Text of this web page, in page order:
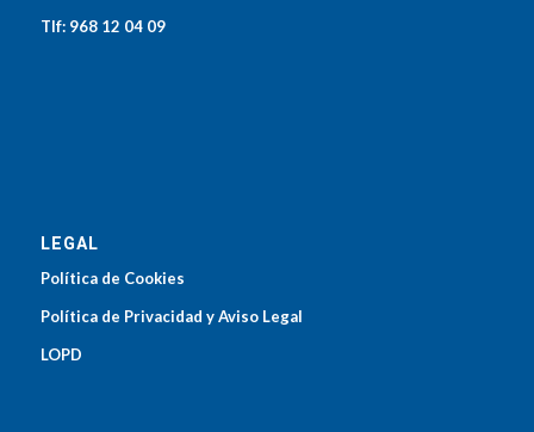
Tlf: 968 12 04 09
LEGAL
Política de Cookies
Política de Privacidad y Aviso Legal
LOPD